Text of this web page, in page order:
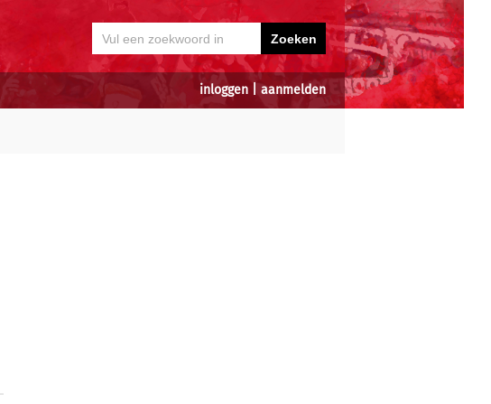
inloggen aanmelden